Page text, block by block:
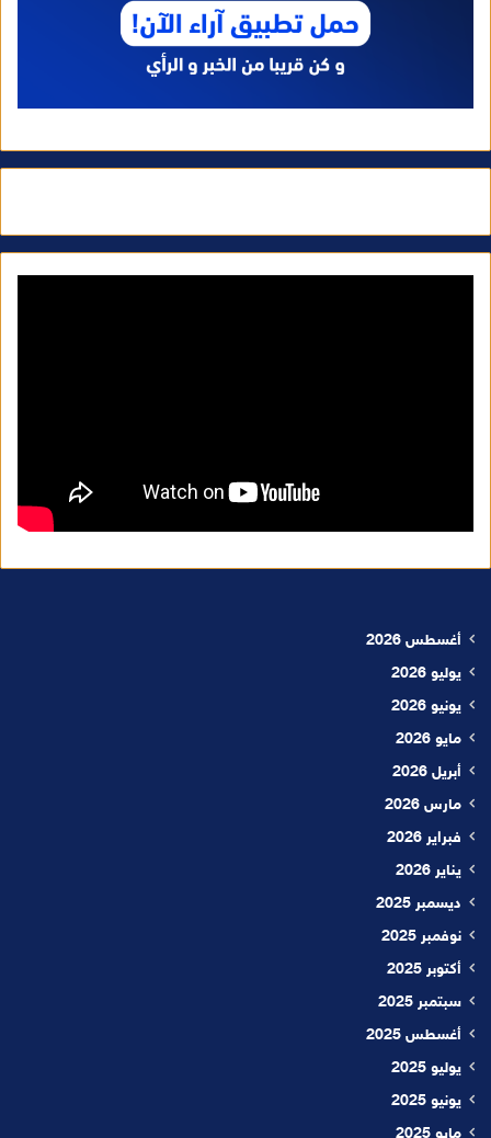
أغسطس 2026
يوليو 2026
يونيو 2026
مايو 2026
أبريل 2026
مارس 2026
فبراير 2026
يناير 2026
ديسمبر 2025
نوفمبر 2025
أكتوبر 2025
سبتمبر 2025
أغسطس 2025
يوليو 2025
يونيو 2025
مايو 2025